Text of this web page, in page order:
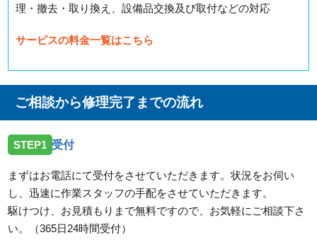
理・撤去・取り換え、設備品交換及び取付などの対応
サービスの料金一覧はこちら
ご相談から修理完了までの流れ
STEP1 受付
まずはお電話にて受付をさせていただきます。状況をお伺い
し、迅速に作業スタッフの手配をさせていただきます。
駆けつけ、お見積もりまで無料ですので、お気軽にご相談下さ
い。（365日24時間受付）